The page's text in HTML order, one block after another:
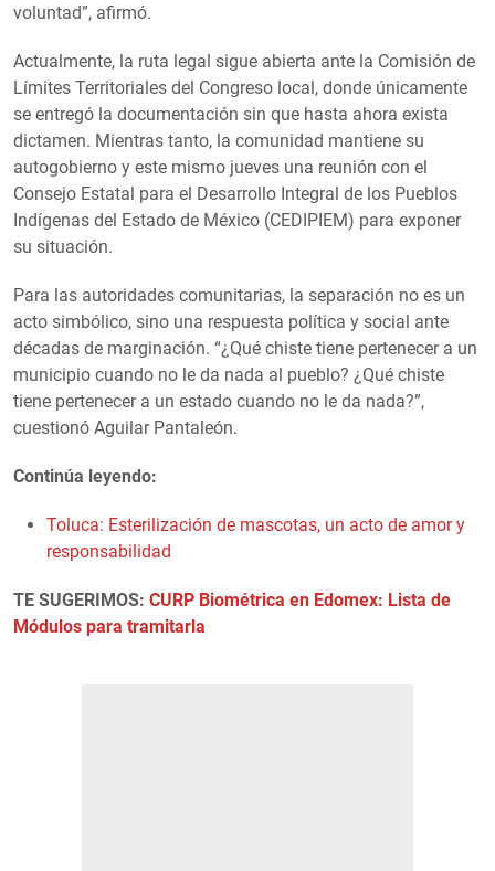
voluntad”, afirmó.
Actualmente, la ruta legal sigue abierta ante la Comisión de
Límites Territoriales del Congreso local, donde únicamente
se entregó la documentación sin que hasta ahora exista
dictamen. Mientras tanto, la comunidad mantiene su
autogobierno y este mismo jueves una reunión con el
Consejo Estatal para el Desarrollo Integral de los Pueblos
Indígenas del Estado de México (CEDIPIEM) para exponer
su situación.
Para las autoridades comunitarias, la separación no es un
acto simbólico, sino una respuesta política y social ante
décadas de marginación. “¿Qué chiste tiene pertenecer a un
municipio cuando no le da nada al pueblo? ¿Qué chiste
tiene pertenecer a un estado cuando no le da nada?”,
cuestionó Aguilar Pantaleón.
Continúa leyendo:
Toluca: Esterilización de mascotas, un acto de amor y
responsabilidad
TE SUGERIMOS: CURP Biométrica en Edomex: Lista de
Módulos para tramitarla